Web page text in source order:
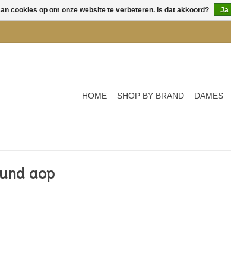
HOME SHOP BY BRAND DAMES
aop
cookies op om onze website te verbeteren. Is dat akkoord? Ja